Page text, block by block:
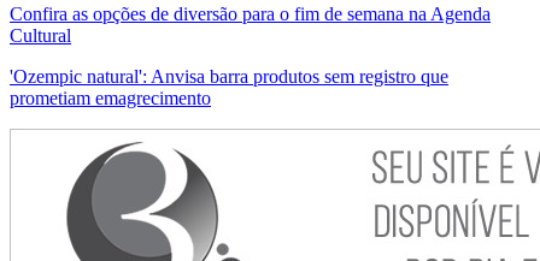
Confira as opções de diversão para o fim de semana na Agenda
Cultural
'Ozempic natural': Anvisa barra produtos sem registro que
prometiam emagrecimento